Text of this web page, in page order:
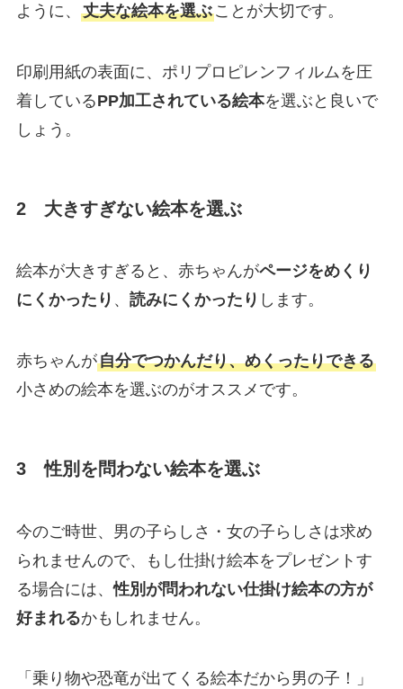
ように、 丈夫な絵本を選ぶことが大切です。
印刷用紙の表面に、ポリプロピレンフィルムを圧
着しているPP加工されている絵本を選ぶと良いで
しょう。
2 大きすぎない絵本を選ぶ
絵本が大きすぎると、赤ちゃんがページをめくり
にくかったり 、 読みにくかったり します。
赤ちゃんが自分でつかんだり、めくったりできる
小さめの絵本を選ぶのがオススメです。
3 性別を問わない絵本を選ぶ
今のご時世、男の子らしさ・女の子らしさは求め
られませんので、もし仕掛け絵本をプレゼントす
る場合には、性別が問われない仕掛け絵本の方が
好まれるかもしれません。
「乗り物や恐竜が出てくる絵本だから男の子！」